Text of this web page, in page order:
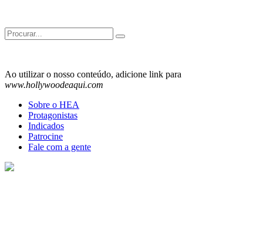
Search
for:
Ao utilizar o nosso conteúdo, adicione link para
www.hollywoodeaqui.com
Sobre o HEA
Protagonistas
Indicados
Patrocine
Fale com a gente